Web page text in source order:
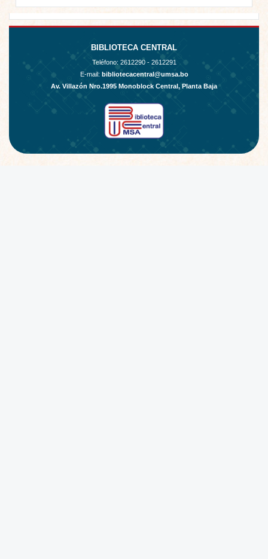
BIBLIOTECA CENTRAL
Teléfono: 2612290 - 2612291
E-mail: bibliotecacentral@umsa.bo
Av. Villazón Nro.1995 Monoblock Central, Planta Baja